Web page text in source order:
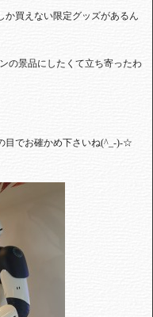
か買えない限定グッズがあるん
の景品にしたくて立ち寄ったわ
目でお確かめ下さいね(^_-)-☆